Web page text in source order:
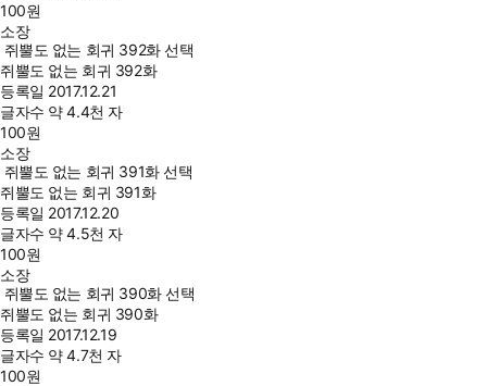
100원
소장
쥐뿔도 없는 회귀 392화 선택
쥐뿔도 없는 회귀 392화
등록일 2017.12.21
글자수 약 4.4천 자
100원
소장
쥐뿔도 없는 회귀 391화 선택
쥐뿔도 없는 회귀 391화
등록일 2017.12.20
글자수 약 4.5천 자
100원
소장
쥐뿔도 없는 회귀 390화 선택
쥐뿔도 없는 회귀 390화
등록일 2017.12.19
글자수 약 4.7천 자
100원